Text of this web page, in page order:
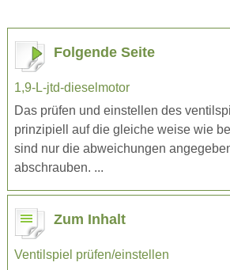
Folgende Seite
1,9-L-jtd-dieselmotor
Das prüfen und einstellen des
prinzipiell auf die gleiche weise wie
sind nur die abweichungen
abschrauben. ...
Zum Inhalt
Ventilspiel prüfen/einstellen